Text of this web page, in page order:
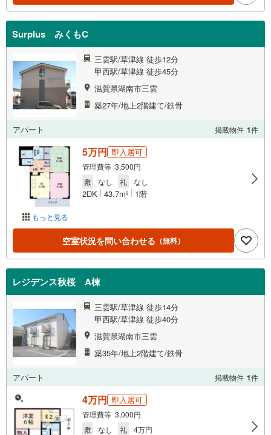
Surplus みくもC
三雲駅/草津線 徒歩12分
甲西駅/草津線 徒歩45分
滋賀県湖南市三雲
築27年/地上2階建て/鉄骨
アパート 掲載物件 1件
もっと見る
5万円 即入居可
管理費等 3,500円
敷
なし 礼 なし
2DK 43.7m2 1階
空室状況を問い合わせる （無料）
レジデンス秋桜 A棟
三雲駅/草津線 徒歩14分
甲西駅/草津線 徒歩40分
滋賀県湖南市三雲
築35年/地上2階建て/鉄骨
アパート 掲載物件 1件
4万円 即入居可
管理費等 3,000円
敷
なし 礼 4万円